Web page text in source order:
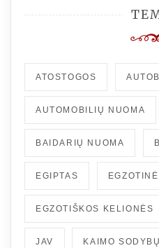
ATOSTOGOS
AUTOMOBILIŲ NUOMA
BAIDARIŲ NUOMA
EGIPTAS
EGZOTIŠKOS KELIONĖS
JAV KAIMO